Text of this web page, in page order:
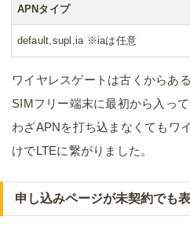
APNタイプ
default,supl,ia ※iaは任意
ワイヤレスゲートは古くからあ
SIMフリー端末に最初から入っ
わざAPNを打ち込まなくてもワ
けでLTEに繋がりました。
申し込みページが未契約でも